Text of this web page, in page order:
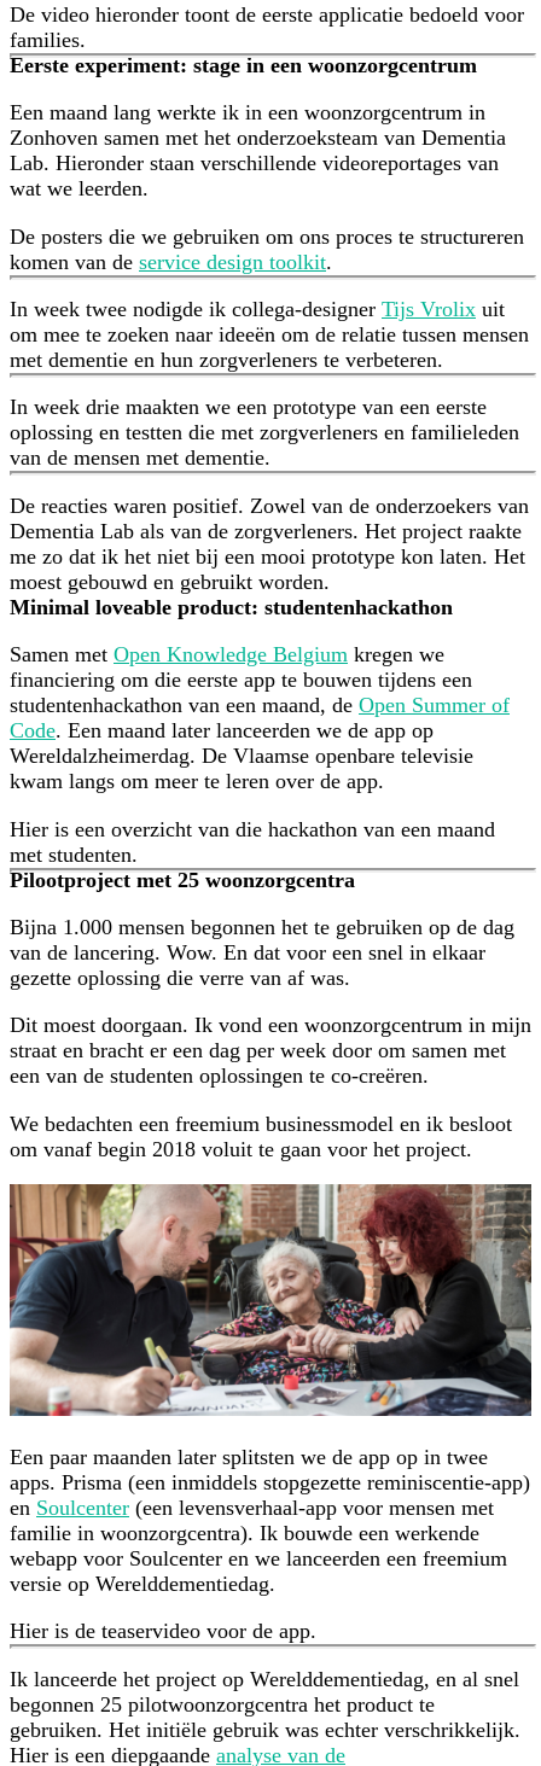
De video hieronder toont de eerste applicatie bedoeld voor
families.
Eerste experiment: stage in een woonzorgcentrum
Een maand lang werkte ik in een woonzorgcentrum in
Zonhoven samen met het onderzoeksteam van Dementia
Lab. Hieronder staan verschillende videoreportages van
wat we leerden.
De posters die we gebruiken om ons proces te structureren
komen van de service design toolkit.
In week twee nodigde ik collega-designer Tijs Vrolix uit
om mee te zoeken naar ideeën om de relatie tussen mensen
met dementie en hun zorgverleners te verbeteren.
In week drie maakten we een prototype van een eerste
oplossing en testten die met zorgverleners en familieleden
van de mensen met dementie.
De reacties waren positief. Zowel van de onderzoekers van
Dementia Lab als van de zorgverleners. Het project raakte
me zo dat ik het niet bij een mooi prototype kon laten. Het
moest gebouwd en gebruikt worden.
Minimal loveable product: studentenhackathon
Samen met Open Knowledge Belgium kregen we
financiering om die eerste app te bouwen tijdens een
studentenhackathon van een maand, de Open Summer of
Code. Een maand later lanceerden we de app op
Wereldalzheimerdag. De Vlaamse openbare televisie
kwam langs om meer te leren over de app.
Hier is een overzicht van die hackathon van een maand
met studenten.
Pilootproject met 25 woonzorgcentra
Bijna 1.000 mensen begonnen het te gebruiken op de dag
van de lancering. Wow. En dat voor een snel in elkaar
gezette oplossing die verre van af was.
Dit moest doorgaan. Ik vond een woonzorgcentrum in mijn
straat en bracht er een dag per week door om samen met
een van de studenten oplossingen te co-creëren.
We bedachten een freemium businessmodel en ik besloot
om vanaf begin 2018 voluit te gaan voor het project.
Een paar maanden later splitsten we de app op in twee
apps. Prisma (een inmiddels stopgezette reminiscentie-app)
en Soulcenter (een levensverhaal-app voor mensen met
familie in woonzorgcentra). Ik bouwde een werkende
webapp voor Soulcenter en we lanceerden een freemium
versie op Werelddementiedag.
Hier is de teaservideo voor de app.
Ik lanceerde het project op Werelddementiedag, en al snel
begonnen 25 pilotwoonzorgcentra het product te
gebruiken. Het initiële gebruik was echter verschrikkelijk.
Hier is een diepgaande analyse van de